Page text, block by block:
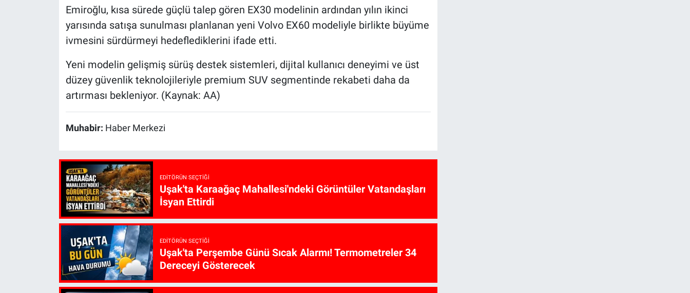
Emiroğlu, kısa sürede güçlü talep gören EX30 modelinin ardından yılın ikinci
yarısında satışa sunulması planlanan yeni Volvo EX60 modeliyle birlikte büyüme
ivmesini sürdürmeyi hedeflediklerini ifade etti.
Yeni modelin gelişmiş sürüş destek sistemleri, dijital kullanıcı deneyimi ve üst
düzey güvenlik teknolojileriyle premium SUV segmentinde rekabeti daha da
artırması bekleniyor. (Kaynak: AA)
Muhabir: Haber Merkezi
EDITÖRÜN SEÇTIĞI
Uşak'ta Karaağaç Mahallesi'ndeki Görüntüler Vatandaşları
İsyan Ettirdi
EDITÖRÜN SEÇTIĞI
Uşak'ta Perşembe Günü Sıcak Alarmı! Termometreler 34
Dereceyi Gösterecek